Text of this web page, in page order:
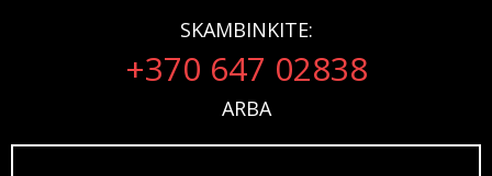
SKAMBINKITE:
+370 647 02838
ARBA